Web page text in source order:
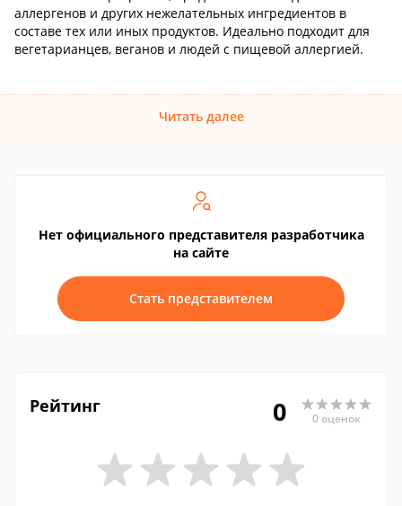
аллергенов и других нежелательных ингредиентов в
составе тех или иных продуктов. Идеально подходит для
вегетарианцев, веганов и людей с пищевой аллергией.
Читать далее
Нет официального представителя разработчика
на сайте
Стать представителем
Рейтинг 0 0 оценок